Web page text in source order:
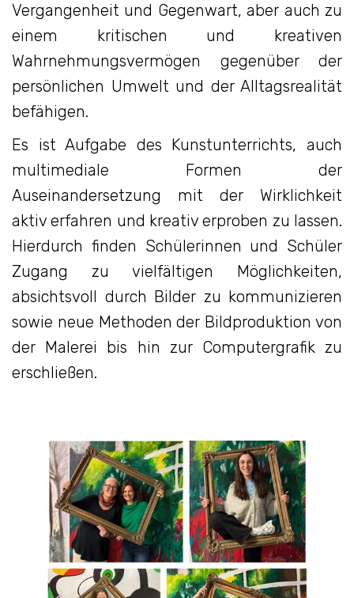
Vergangenheit und Gegenwart, aber auch zu
einem kritischen und kreativen
Wahrnehmungsvermögen gegenüber der
persönlichen Umwelt und der Alltagsrealität
befähigen.
Es ist Aufgabe des Kunstunterrichts, auch
multimediale Formen der
Auseinandersetzung mit der Wirklichkeit
aktiv erfahren und kreativ erproben zu lassen.
Hierdurch finden Schülerinnen und Schüler
Zugang zu vielfältigen Möglichkeiten,
absichtsvoll durch Bilder zu kommunizieren
sowie neue Methoden der Bildproduktion von
der Malerei bis hin zur Computergrafik zu
erschließen.